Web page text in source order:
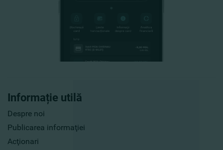
Informație utilă
Despre noi
Publicarea informaţiei
Acţionari